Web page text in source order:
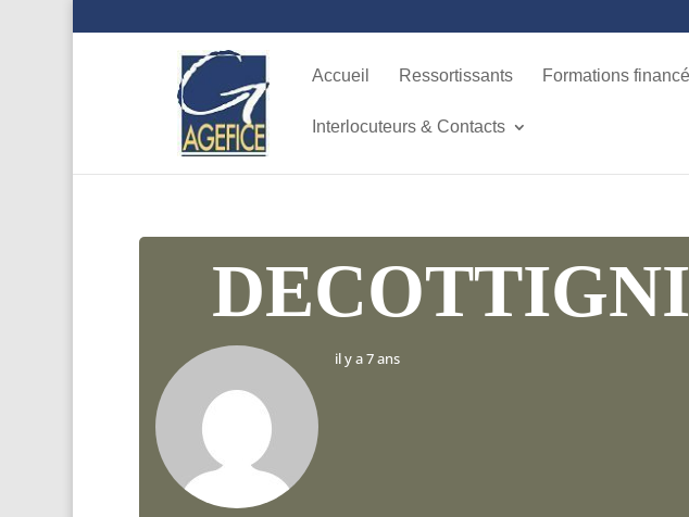
Accueil Ressortissants Formations
Interlocuteurs & Contacts
il y a 7 ans